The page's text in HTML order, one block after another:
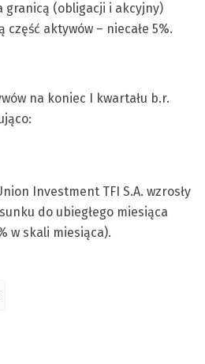
granicą (obligacji i akcyjny)
aktywów – niecałe 5%.
na koniec I kwartału b.r.
Investment TFI S.A. wzrosły
do ubiegłego miesiąca
w skali miesiąca).